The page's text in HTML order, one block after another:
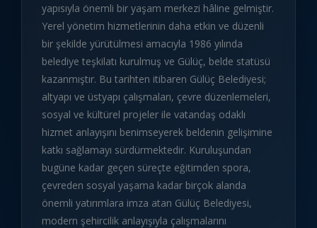
yapısıyla önemli bir yaşam merkezi hâline gelmiştir.
Yerel yönetim hizmetlerinin daha etkin ve düzenli
bir şekilde yürütülmesi amacıyla 1986 yılında
belediye teşkilatı kurulmuş ve Gülüç, belde statüsü
kazanmıştır. Bu tarihten itibaren Gülüç Belediyesi;
altyapı ve üstyapı çalışmaları, çevre düzenlemeleri,
sosyal ve kültürel projeler ile vatandaş odaklı
hizmet anlayışını benimseyerek beldenin gelişimine
katkı sağlamayı sürdürmektedir. Kuruluşundan
bugüne kadar geçen süreçte eğitimden spora,
çevreden sosyal yaşama kadar birçok alanda
önemli yatırımlara imza atan Gülüç Belediyesi,
modern şehircilik anlayışıyla çalışmalarını